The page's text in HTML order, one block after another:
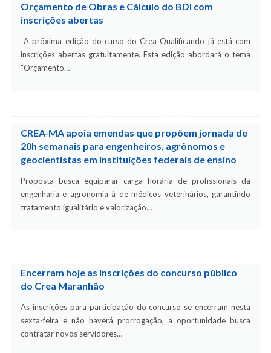
Orçamento de Obras e Cálculo do BDI com
inscrições abertas
A próxima edição do curso do Crea Qualificando já está com
inscrições abertas gratuitamente. Esta edição abordará o tema
“Orçamento…
CREA-MA apoia emendas que propõem jornada de
20h semanais para engenheiros, agrônomos e
geocientistas em instituições federais de ensino
Proposta busca equiparar carga horária de profissionais da
engenharia e agronomia à de médicos veterinários, garantindo
tratamento igualitário e valorização…
Encerram hoje as inscrições do concurso público
do Crea Maranhão
As inscrições para participação do concurso se encerram nesta
sexta-feira e não haverá prorrogação, a oportunidade busca
contratar novos servidores…